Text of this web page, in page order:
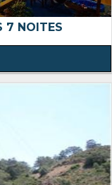
7 NOITES